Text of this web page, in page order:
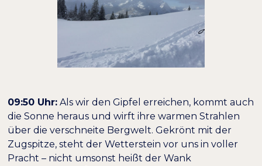
09:50 Uhr: Als wir den Gipfel erreichen, kommt auch
die Sonne heraus und wirft ihre warmen Strahlen
über die verschneite Bergwelt. Gekrönt mit der
Zugspitze, steht der Wetterstein vor uns in voller
Pracht – nicht umsonst heißt der Wank